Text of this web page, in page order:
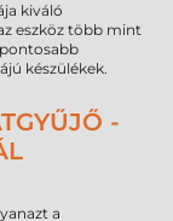
kiváló
eszköz több mint
pontosabb
készülékek.
-
a